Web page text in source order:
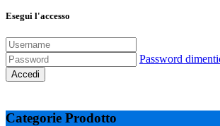
Esegui l'accesso
Password
Accedi
Categorie Prodotto